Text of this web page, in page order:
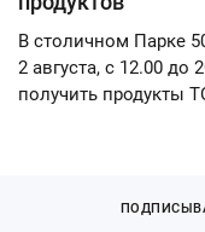
В столичном Парке
2 августа, с 12.00 до
получить продукты